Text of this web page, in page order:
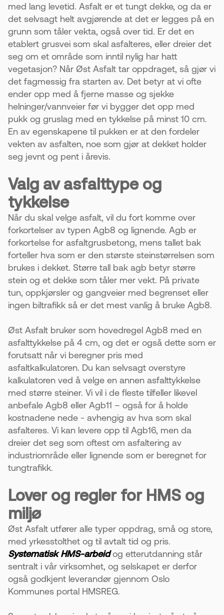
med lang levetid. Asfalt er et tungt dekke, og da er
det selvsagt helt avgjørende at det er legges på en
grunn som tåler vekta, også over tid. Er det en
etablert grusvei som skal asfalteres, eller dreier det
seg om et område som inntil nylig har hatt
vegetasjon? Når Øst Asfalt tar oppdraget, så gjør vi
det fagmessig fra starten av. Det betyr at vi ofte
ender opp med å fjerne masse og sjekke
helninger/vannveier før vi bygger det opp med
pukk og gruslag med en tykkelse på minst 10 cm.
En av egenskapene til pukken er at den fordeler
vekten av asfalten, noe som gjør at dekket holder
seg jevnt og pent i årevis.
Valg av asfalttype og
tykkelse
Når du skal velge asfalt, vil du fort komme over
forkortelser av typen Agb8 og lignende. Agb er
forkortelse for asfaltgrusbetong, mens tallet bak
forteller hva som er den største steinstørrelsen som
brukes i dekket. Større tall bak agb betyr større
stein og et dekke som tåler mer vekt. På private
tun, oppkjørsler og gangveier med begrenset eller
ingen biltrafikk så er det mest vanlig å bruke Agb8.
Øst Asfalt bruker som hovedregel Agb8 med en
asfalttykkelse på 4 cm, og det er også dette som er
forutsatt når vi beregner pris med
asfaltkalkulatoren. Du kan selvsagt overstyre
kalkulatoren ved å velge en annen asfalttykkelse
med større steiner. Vi vil i de fleste tilfeller likevel
anbefale Agb8 eller Agb11 – også for å holde
kostnadene nede - avhengig av hva som skal
asfalteres. Vi kan levere opp til Agb16, men da
dreier det seg som oftest om asfaltering av
industriområde eller lignende som er beregnet for
tungtrafikk.
Lover og regler for HMS og
miljø
Øst Asfalt utfører alle typer oppdrag, små og store,
med yrkesstolthet og til avtalt tid og pris.
Systematisk HMS-arbeidog etterutdanning står
sentralt i vår virksomhet, og selskapet er derfor
også godkjent leverandør gjennom Oslo
Kommunes portal HMSREG.